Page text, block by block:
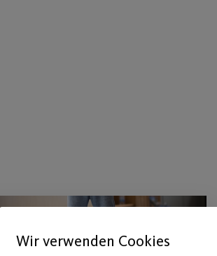
Wir verwenden Cookies